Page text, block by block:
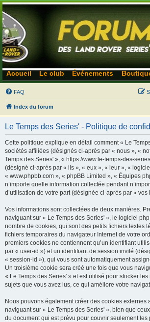
Accueil Le club Événements
FAQ
Index du forum
Le Temps des Series' - Politique de
Cette politique explique en détail comment « Le
sociétés affiliées (désignés ci-après par « nous », «
Temps des Series' », « https://www.le-temps-des-
(désigné ci-après par « ils », « eux », « leur », «
« www.phpbb.com », « phpBB Limited », « Équipes
n’importe quelle information collectée pendant
d’utilisation de votre part (désignée ci-après par « vos
Vos informations sont collectées de deux manières.
naviguant sur « Le Temps des Series' », le logiciel
nombre de cookies, qui sont des petits fichiers textes
fichiers temporaires du navigateur Internet de votre
premiers cookies ne contiennent qu’un identifiant
par « user-id ») et un identifiant de session invité
« session-id »), qui vous sont automatiquement
Un troisième cookie sera créé une fois que vous
« Le Temps des Series' » et est utilisé pour stocker
sujets que vous avez lus, ce qui améliore votre
Nous pouvons également créer des cookies externes
naviguant sur « Le Temps des Series' », bien que
du document qui est prévu pour couvrir seulement les